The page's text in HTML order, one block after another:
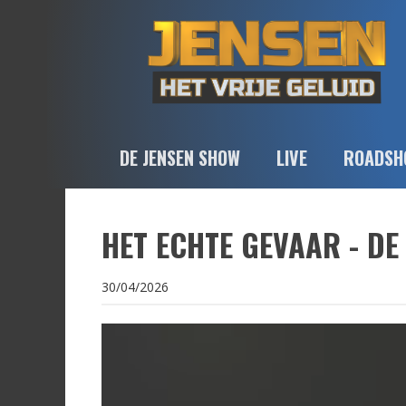
DE JENSEN SHOW LIVE
HET ECHTE GEVAAR -
30/04/2026